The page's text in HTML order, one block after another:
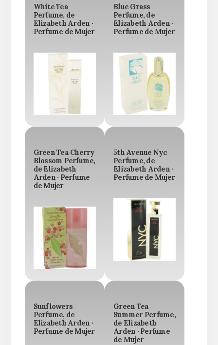
White Tea
Perfume, de
Elizabeth Arden ·
Perfume de Mujer
Blue Grass
Perfume, de
Elizabeth Arden ·
Perfume de Mujer
Green Tea Cherry
Blossom Perfume,
de Elizabeth
Arden · Perfume
de Mujer
5th Avenue Nyc
Perfume, de
Elizabeth Arden ·
Perfume de Mujer
Sunflowers
Perfume, de
Elizabeth Arden ·
Perfume de Mujer
Green Tea
Summer Perfume,
de Elizabeth
Arden · Perfume
de Mujer